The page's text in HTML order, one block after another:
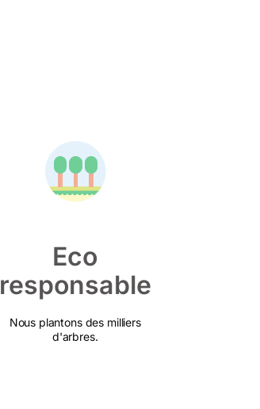
Eco
responsable
Nous plantons des milliers
d'arbres.